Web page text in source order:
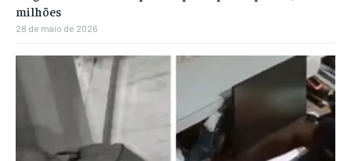
milhões
28 de maio de 2026